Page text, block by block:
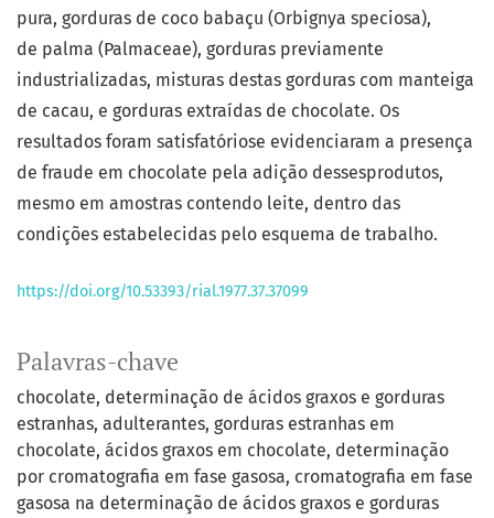
Palavras-chave
chocolate, determinação de ácidos graxos e gorduras
estranhas adulterantes, gorduras estranhas em
chocolate ácidos graxos em chocolate, determinação
por cromatografia em fase gasosa cromatografia em fase
gasosa na determinação de ácidos graxos e gorduras
pura, gorduras de coco babaçu (Orbignya speciosa),
de palma (Palmaceae), gorduras previamente
industrializadas, misturas destas gorduras com manteiga
de cacau, e gorduras extraídas de chocolate. Os
resultados foram satisfatóriose evidenciaram a presença
de fraude em chocolate pela adição dessesprodutos,
mesmo em amostras contendo leite, dentro das
condições estabelecidas pelo esquema de trabalho.
https://doi.org/10.53393/rial.1977.37.37099